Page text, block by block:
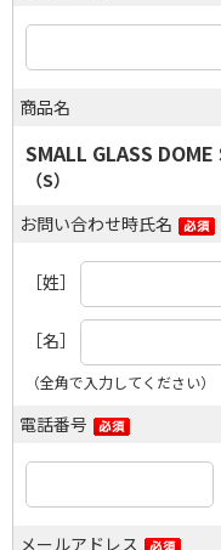
商品名
SMALL GLASS DOME
（S）
お問い合わせ時氏名
［姓］
［名］
（全角で入力してください）
電話番号
メールアドレス